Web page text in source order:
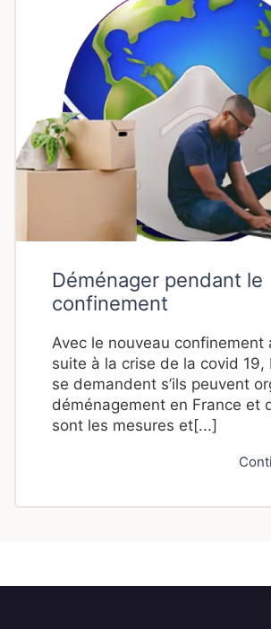
Déménager pendant le
confinement
Avec le nouveau confinement
suite à la crise de la covid 19,
se demandent s’ils peuvent
déménagement en France et
sont les mesures et[...]